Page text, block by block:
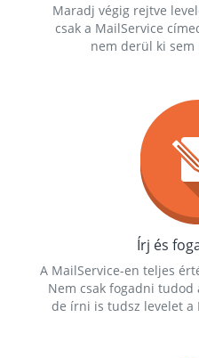
Maradj végig rejtve
csak a MailService
nem derül ki sem
Írj és
A MailService-en teljes
Nem csak fogadni tudod
de írni is tudsz levelet a